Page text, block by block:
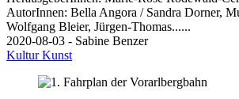
AutorInnen: Bella Angora / Sandra Dorner,
Wolfgang Bleier, Jürgen-Thomas......
2020-08-03 - Sabine Benzer
KulturKunst